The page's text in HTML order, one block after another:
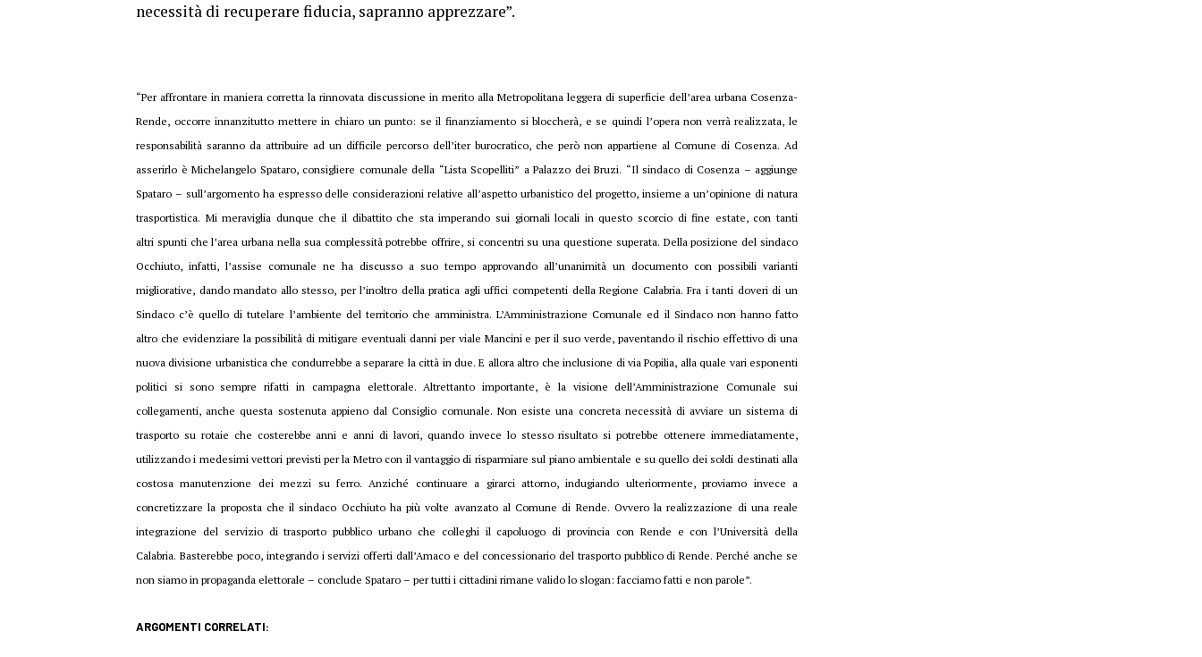
necessità di recuperare fiducia, sapranno apprezzare”.
“Per affrontare in maniera corretta la rinnovata discussione in merito alla Metropolitana leggera di superficie dell’area urbana Cosenza-
Rende, occorre innanzitutto mettere in chiaro un punto: se il finanziamento si bloccherà, e se quindi l’opera non verrà realizzata, le
responsabilità saranno da attribuire ad un difficile percorso dell’iter burocratico, che però non appartiene al Comune di Cosenza. Ad
asserirlo è Michelangelo Spataro, consigliere comunale della “Lista Scopelliti” a Palazzo dei Bruzi. “Il sindaco di Cosenza – aggiunge
Spataro – sull’argomento ha espresso delle considerazioni relative all’aspetto urbanistico del progetto, insieme a un’opinione di natura
trasportistica. Mi meraviglia dunque che il dibattito che sta imperando sui giornali locali in questo scorcio di fine estate, con tanti
altri spunti che l’area urbana nella sua complessità potrebbe offrire, si concentri su una questione superata. Della posizione del sindaco
Occhiuto, infatti, l’assise comunale ne ha discusso a suo tempo approvando all’unanimità un documento con possibili varianti
migliorative, dando mandato allo stesso, per l’inoltro della pratica agli uffici competenti della Regione Calabria. Fra i tanti doveri di un
Sindaco c’è quello di tutelare l’ambiente del territorio che amministra. L’Amministrazione Comunale ed il Sindaco non hanno fatto
altro che evidenziare la possibilità di mitigare eventuali danni per viale Mancini e per il suo verde, paventando il rischio effettivo di una
nuova divisione urbanistica che condurrebbe a separare la città in due. E allora altro che inclusione di via Popilia, alla quale vari esponenti
politici si sono sempre rifatti in campagna elettorale. Altrettanto importante, è la visione dell’Amministrazione Comunale sui
collegamenti, anche questa sostenuta appieno dal Consiglio comunale. Non esiste una concreta necessità di avviare un sistema di
trasporto su rotaie che costerebbe anni e anni di lavori, quando invece lo stesso risultato si potrebbe ottenere immediatamente,
utilizzando i medesimi vettori previsti per la Metro con il vantaggio di risparmiare sul piano ambientale e su quello dei soldi destinati alla
costosa manutenzione dei mezzi su ferro. Anziché continuare a girarci attorno, indugiando ulteriormente, proviamo invece a
concretizzare la proposta che il sindaco Occhiuto ha più volte avanzato al Comune di Rende. Ovvero la realizzazione di una reale
integrazione del servizio di trasporto pubblico urbano che colleghi il capoluogo di provincia con Rende e con l’Università della
Calabria. Basterebbe poco, integrando i servizi offerti dall’Amaco e del concessionario del trasporto pubblico di Rende. Perché anche se
non siamo in propaganda elettorale – conclude Spataro – per tutti i cittadini rimane valido lo slogan: facciamo fatti e non parole”.
ARGOMENTI CORRELATI: